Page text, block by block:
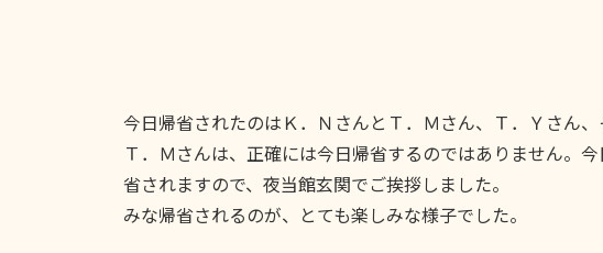
今日帰省されたのはＫ．ＮさんとＴ．Ｍさん、Ｔ．Ｙさん、
Ｔ．Ｍさんは、正確には今日帰省するのではありません。
省されますので、夜当館玄関でご挨拶しました。
みな帰省されるのが、とても楽しみな様子でした。